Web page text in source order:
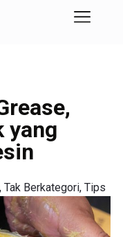
yang
, Tak Berkategori, Tips